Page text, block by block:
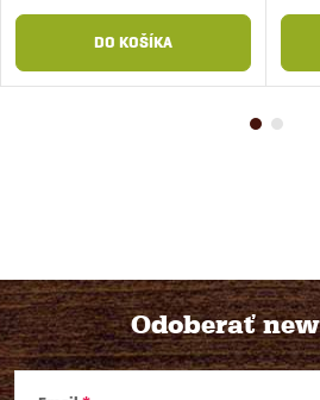
DO KOŠÍKA
Z
Odoberať